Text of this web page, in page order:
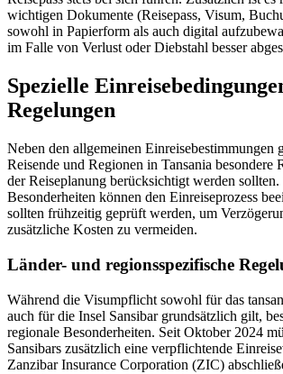
wichtigen Dokumente (Reisepass, Visum,
sowohl in Papierform als auch digital
im Falle von Verlust oder Diebstahl besser
Spezielle
Regelungen
Neben den allgemeinen Einreisebestimmungen
Reisende und Regionen in Tansania besondere
der Reiseplanung berücksichtigt werden sollten.
Besonderheiten können den Einreiseprozess
sollten frühzeitig geprüft werden, um
zusätzliche Kosten zu vermeiden.
Länder- und regionsspezifische
Während die Visumpflicht sowohl für das
auch für die Insel Sansibar grundsätzlich gilt,
regionale Besonderheiten. Seit Oktober 2024
Sansibars zusätzlich eine verpflichtende
Zanzibar Insurance Corporation (ZIC)